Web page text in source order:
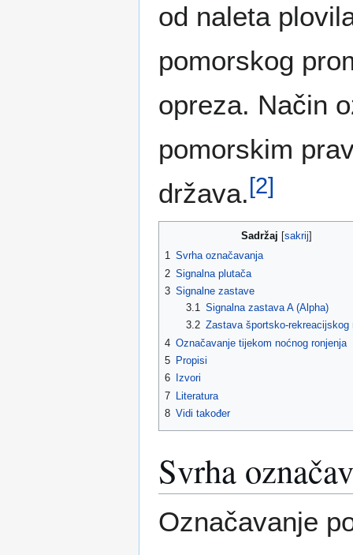
od naleta
pomorskog
opreza. Način
pomorskim
država.[2]
Sadržaj
1 Svrha označavanja
2 Signalna plutača
3 Signalne zastave
3.1 Signalna zastava A (Alpha)
3.2 Zastava športsko-rekreacijskog
4 Označavanje tijekom noćnog ronjenja
5 Propisi
6
Izvori
7 Literatura
8 Vidi također
Svrha
Označavanje